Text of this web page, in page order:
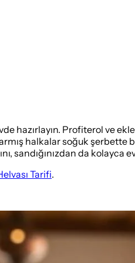
hazırlayın. Profiterol ve
halkalar soğuk
sandığınızdan da kolayca
Tarifi.